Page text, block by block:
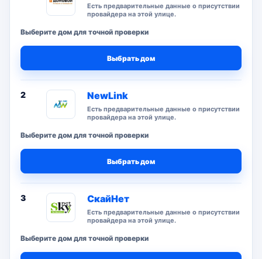
Есть предварительные данные о присутствии
провайдера на этой улице.
Выберите дом для точной проверки
Выбрать дом
2 NewLink
Есть предварительные данные о присутствии
провайдера на этой улице.
Выберите дом для точной проверки
Выбрать дом
3 СкайНет
Есть предварительные данные о присутствии
провайдера на этой улице.
Выберите дом для точной проверки